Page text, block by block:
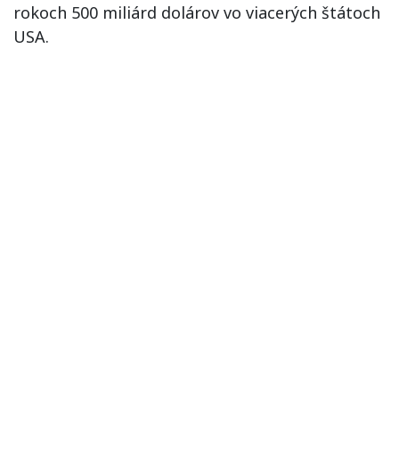
rokoch 500 miliárd dolárov vo viacerých štátoch
USA.